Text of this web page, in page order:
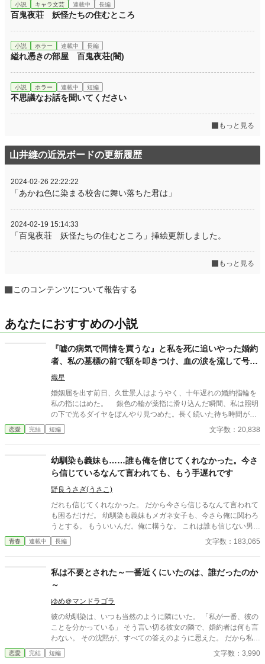
小説 キャラ文芸 連載中 長編
百鬼夜荘 妖怪たちの住むところ
小説 ホラー 連載中 長編
縊れ憑きの部屋 百鬼夜荘(闇)
小説 ホラー 連載中 短編
不思議なお話を聞いてください
もっと見る
山井縫の近況ボードの更新履歴
2024-02-26 22:22:22
「あかね色に染まる校舎に舞い落ちた君は」
2024-02-19 15:14:33
「百鬼夜荘 妖怪たちの住むところ」挿絵更新しました。
もっと見る
このコンテンツについて報告する
あなたにおすすめの小説
『嘘の病気で同情を買うな』と私を死に追いやった婚約
者、私の墓標の前で額を叩きつけ、血の涙を流して号泣
する大破滅！
熾星
婚姻届を出す前日、久世景人はようやく、十年遅れの婚約指輪を
私の指にはめた。 銀色の輪が薬指に滑り込んだ瞬間、私は照明
の下で光るダイヤをぼんやり見つめた。長く続いた待ち時間が、
やっと終わったような気がした。けれど次の瞬間、彼は私の手を
見下ろし、まるで似合わない品物を評するように静かな声で言っ
を失った。 景人はそのまま私の指先を取ると、さっきはめたば
かりの指輪を抜き取った。十年待ち続けた指輪は、彼の手のひら
の上で冷たく光っていた。 「この指輪、瑠奈の手にあったほうが
似合うと思う」 私は手を引き戻し、信じられない思いで彼を見
目を伏せ、指輪の縁を指先でなぞった。まるで、たいしたことで
はない問いを少し考えているだけのようだった。 「そこまでじゃ
ない。ただ、会えない時間が長くなると、どうしても瑠奈のこと
を考えるんだ」 その瞬間、私は自分がどうやってあのタワーマ
恋愛 完結 短編 文字数：20,838
幼馴染も義妹も……誰も俺を信じてくれなかった。今さ
ら信じているなんて言われても、もう手遅れです
野良うさぎ(うさこ)
だれも信じてくれなかった。 だから今さら信じるなんて言われて
も困るだけだ。 幼馴染も義妹もメガネ女子も、今さら俺に関わろ
うとする。 もういいんだ。俺に構うな。 これは誰も信じない男が
繰り広げる恋愛物語
青春 連載中 長編 文字数：183,065
私は不要とされた～一番近くにいたのは、誰だったのか
～
ゆめ＠マンドラゴラ
彼の幼馴染は、いつも当然のように隣にいた。 「私が一番、彼の
ことを分かっている」 そう言い切る彼女の隣で、婚約者は何も言
わない。 その沈黙が、すべての答えのように思えた。 だから私
は、身を引いた。 ――はずだった。 一番近くにいたのは、本当に
彼女だったのか。 「不要とされた」シリーズ第三弾。
恋愛 完結 短編 文字数：3,990